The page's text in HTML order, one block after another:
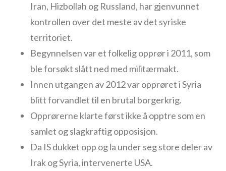
Iran, Hizbollah og Russland, har gjenvunnet
kontrollen over det meste av det syriske
territoriet.
Begynnelsen var et folkelig opprør i 2011, som
ble forsøkt slått ned med militærmakt.
Innen utgangen av 2012 var opprøret i Syria
blitt forvandlet til en brutal borgerkrig.
Opprørerne klarte først ikke å opptre som en
samlet og slagkraftig opposisjon.
Da IS dukket opp og la under seg store deler av
Irak og Syria, intervenerte USA.